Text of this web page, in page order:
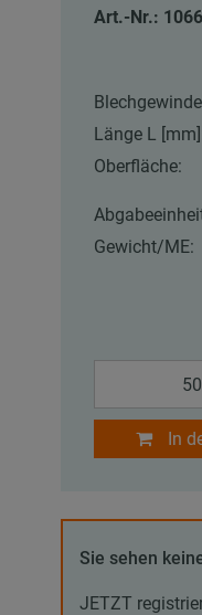
Art.-Nr.:
Länge L
Oberfläche:
Gewicht/ME:
In
Sie sehen
JETZT